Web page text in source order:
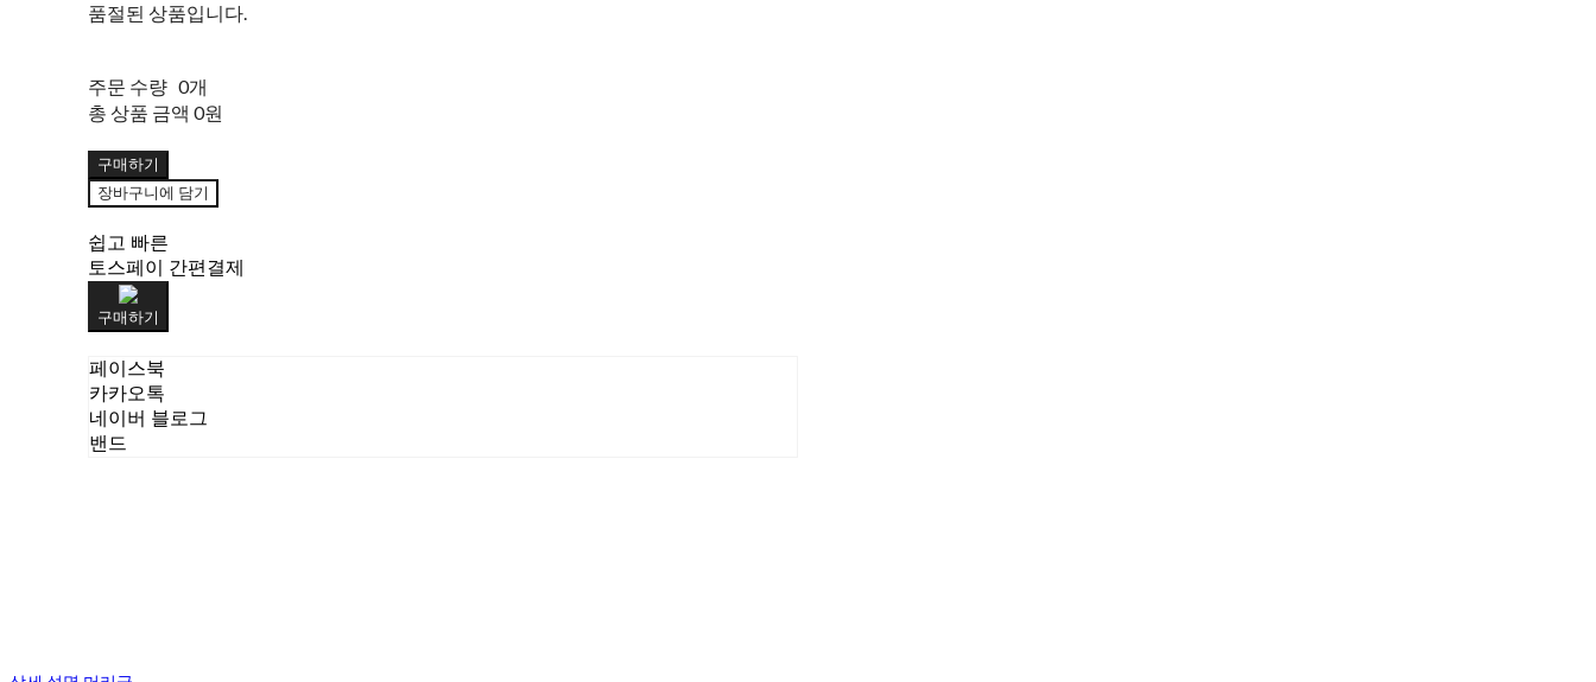
품절된 상품입니다.
주문 수량 0개
총 상품 금액 0원
구매하기
장바구니에 담기
쉽고 빠른
토스페이 간편결제
구매하기
페이스북
카카오톡
네이버 블로그
밴드